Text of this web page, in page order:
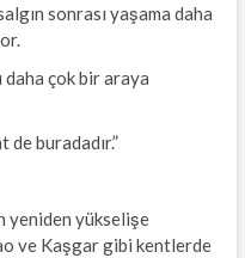
sonrası yaşama daha
daha çok bir araya
buradadır.”
yeniden yükselişe
ve Kaşgar gibi kentlerde